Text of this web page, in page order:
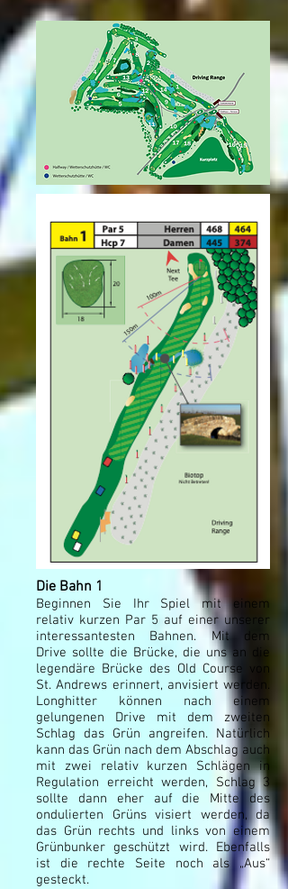
Die Bahn 1
Beginnen Sie Ihr Spiel mit einem
relativ kurzen Par 5 auf einer unserer
interessantesten Bahnen. Mit dem
Drive sollte die Brücke, die uns an die
legendäre Brücke des Old Course von
St. Andrews erinnert, anvisiert werden.
Longhitter können nach einem
gelungenen Drive mit dem zweiten
Schlag das Grün angreifen. Natürlich
kann das Grün nach dem Abschlag auch
mit zwei relativ kurzen Schlägen in
Regulation erreicht werden, Schlag 3
sollte dann eher auf die Mitte des
ondulierten Grüns visiert werden, da
das Grün rechts und links von einem
Grünbunker geschützt wird. Ebenfalls
ist die rechte Seite noch als „Aus“
gesteckt.